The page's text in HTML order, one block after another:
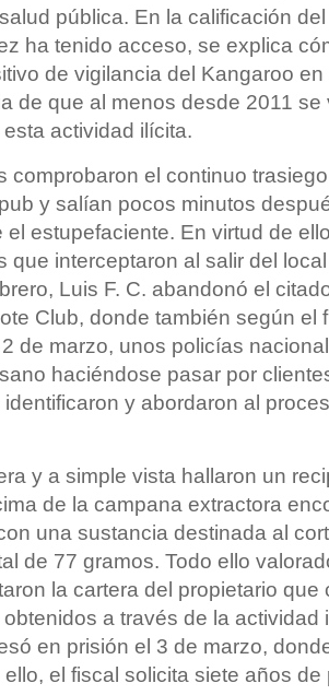
pública. En la calificación
ha tenido acceso, se explica
de vigilancia del Kangaroo
de que al menos desde 2011
actividad ilícita.
comprobaron el continuo
y salían pocos minutos
el estupefaciente. En virtud de
que interceptaron al salir del
Luis F. C. abandonó el
Club, donde también según el
de marzo, unos policías
haciéndose pasar por
y abordaron al
y a simple vista hallaron un
de la campana extractora
una sustancia destinada al
de 77 gramos. Todo ello
la cartera del propietario
a través de la actividad
en prisión el 3 de marzo,
el fiscal solicita siete años